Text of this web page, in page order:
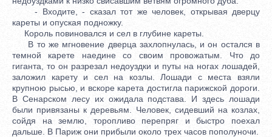
- Входите, - сказал тот же человек, открывая дверцу
кареты и опуская подножку.
Король повиновался и сел в глубине кареты.
В то же мгновение дверца захлопнулась, и он остался в
темной карете наедине со своим провожатым. Что до
гиганта, то он разрезал недоуздки и путы на ногах лошадей,
заложил карету и сел на козлы. Лошади с места взяли
крупною рысью, и вскоре карета достигла парижской дороги.
В Сенарском лесу их ожидала подстава. И здесь лошади
были привязаны к деревьям. Человек, сидевший на козлах,
сойдя на землю, торопливо перепряг и быстро поехал
дальше. В Париж они прибыли около трех часов пополуночи.